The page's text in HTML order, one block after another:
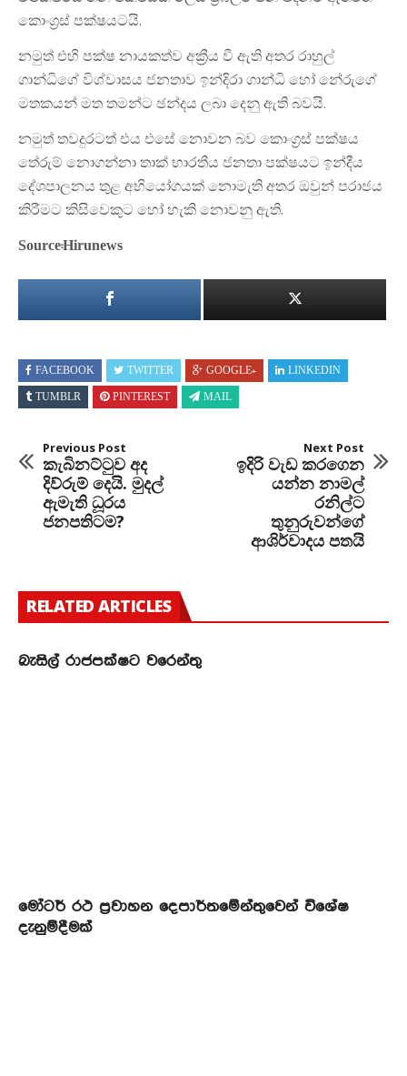
කොංග්‍රස් පක්ෂයටයි.
නමුත් එහි පක්ෂ නායකත්ව අක්‍රීය වී ඇති අතර රාහුල්
ගාන්ධිගේ විශ්වාසය ජනතාව ඉන්දිරා ගාන්ධි හෝ නේරුගේ
මතකයන් මත තමන්ට ඡන්දය ලබා දෙනු ඇති බවයි.
නමුත් තවදුරටත් එය එසේ නොවන බව කොංග්‍රස් පක්ෂය
තේරුම් නොගන්නා තාක් භාරතීය ජනතා පක්ෂයට ඉන්දීය
දේශපාලනය තුළ අභියෝගයක් නොමැති අතර ඔවුන් පරාජය
කිරීමට කිසිවෙකුට හෝ හැකි නොවනු ඇති.
Source:Hirunews
FACEBOOK TWITTER GOOGLE+ LINKEDIN
TUMBLR PINTEREST MAIL
Previous Post
කැබිනට්ටුව අද
දිව්රුම් දෙයි. මුදල්
ඇමැති ධූරය
ජනපතිටම?
Next Post
ඉදිරි වැඩ කරගෙන
යන්න නාමල්
රනිල්ට
තුනුරුවන්ගේ
ආශිර්වාදය පතයි
RELATED ARTICLES
බැසිල් රාජපක්ෂට වරෙන්තු
මෝටර් රථ ප්‍රවාහන දෙපාර්තමේන්තුවෙන් විශේෂ
දැනුම්දීමක්